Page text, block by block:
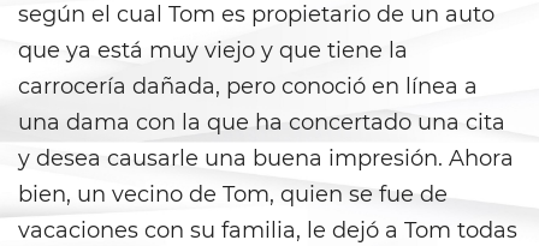
Vehicular Manslaughter
Drug Crimes
California Marijuana Laws
Manufacturing Drugs
según el cual Tom es propietario de un auto
que ya está muy viejo y que tiene la
carrocería dañada, pero conoció en línea a
una dama con la que ha concertado una cita
y desea causarle una buena impresión. Ahora
bien, un vecino de Tom, quien se fue de
vacaciones con su familia, le dejó a Tom todas